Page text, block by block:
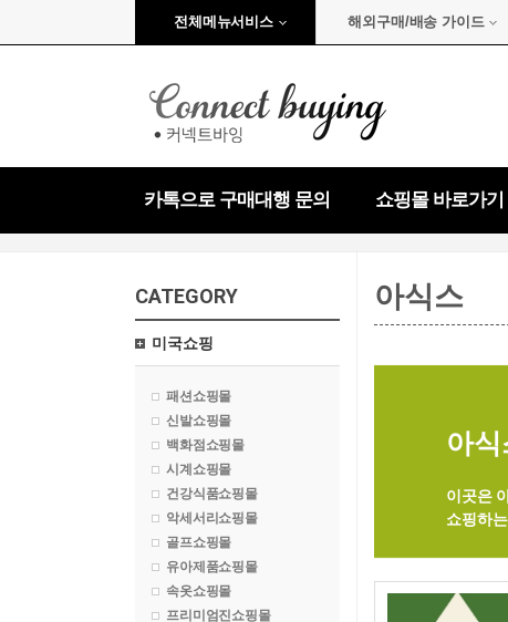
전체메뉴서비스 해외구매/배송 가이드
카톡으로 구매대행 문의 쇼핑몰 바로가기
CATEGORY
미국쇼핑
패션쇼핑몰
신발쇼핑몰
백화점쇼핑몰
시계쇼핑몰
건강식품쇼핑몰
악세서리쇼핑몰
골프쇼핑몰
유아제품쇼핑몰
속옷쇼핑몰
프리미엄진쇼핑몰
아식스
아
이곳은
쇼핑하